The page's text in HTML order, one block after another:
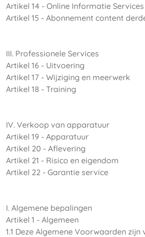
Artikel 14 - Online Informatie Services
Artikel 15 - Abonnement content
III. Professionele Services
Artikel 16 - Uitvoering
Artikel 17 - Wijziging en meerwerk
Artikel 18 - Training
IV. Verkoop van apparatuur
Artikel 19 - Apparatuur
Artikel 20 - Aflevering
Artikel 21 - Risico en eigendom
Artikel 22 - Garantie service
I. Algemene bepalingen
Artikel 1 - Algemeen
1.1 Deze Algemene Voorwaarden